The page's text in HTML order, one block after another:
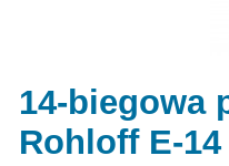
14-biegowa
Rohloff E-14